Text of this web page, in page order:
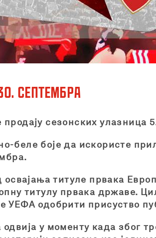
септембра
сезонских улазница
беле боје да искористе
титуле првака
титулу првака државе.
УЕФА одобрити присуство
у моменту када због